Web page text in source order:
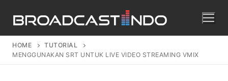
HOME
TUTORIAL
MENGGUNAKAN SRT UNTUK LIVE VIDEO STREAMING VMIX